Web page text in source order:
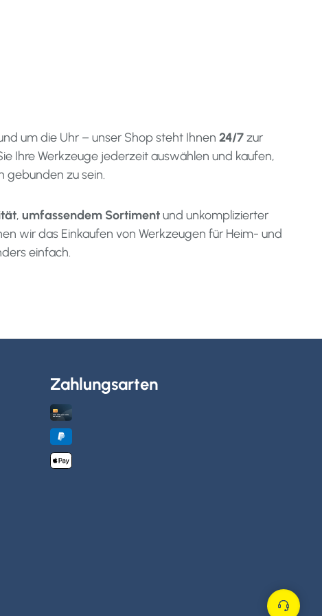
um die Uhr – unser Shop steht Ihnen 24/7zur
Ihre Werkzeuge jederzeit auswählen und kaufen,
gebunden zu sein.
, umfassendem Sortimentund unkomplizierter
wir das Einkaufen von Werkzeugen für Heim- und
einfach.
Zahlungsarten